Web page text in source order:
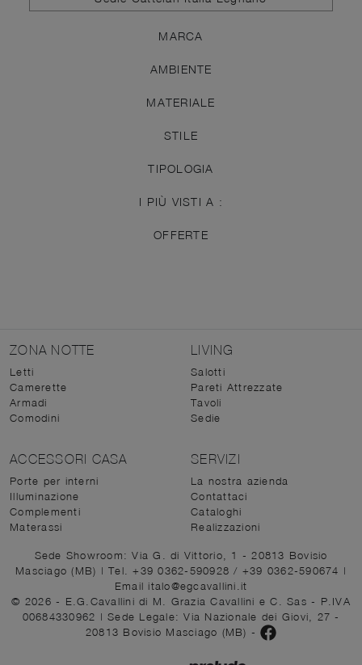
MARCA
AMBIENTE
MATERIALE
STILE
TIPOLOGIA
I PIÙ VISTI A :
OFFERTE
ZONA NOTTE
Letti
Camerette
Armadi
Comodini
LIVING
Salotti
Pareti Attrezzate
Tavoli
Sedie
ACCESSORI CASA
Porte per interni
Illuminazione
Complementi
Materassi
SERVIZI
La nostra azienda
Contattaci
Cataloghi
Realizzazioni
Sede Showroom: Via G. di Vittorio, 1 - 20813 Bovisio
Masciago (MB) | Tel. +39 0362-590928/ +39 0362-590674 |
Email italo@egcavallini.it
© 2026 - E.G.Cavallini di M. Grazia Cavallini e C. Sas - P.IVA
00684330962 | Sede Legale: Via Nazionale dei Giovi, 27 -
20813 Bovisio Masciago (MB) -